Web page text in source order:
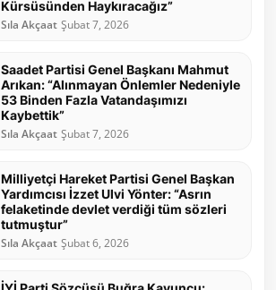
Kürsüsünden Haykıracağız”
Sıla Akçaat Şubat 7, 2026
Saadet Partisi Genel Başkanı Mahmut
Arıkan: “Alınmayan Önlemler Nedeniyle
53 Binden Fazla Vatandaşımızı
Kaybettik”
Sıla Akçaat Şubat 7, 2026
Milliyetçi Hareket Partisi Genel Başkan
Yardımcısı İzzet Ulvi Yönter: “Asrın
felaketinde devlet verdiği tüm sözleri
tutmuştur”
Sıla Akçaat Şubat 6, 2026